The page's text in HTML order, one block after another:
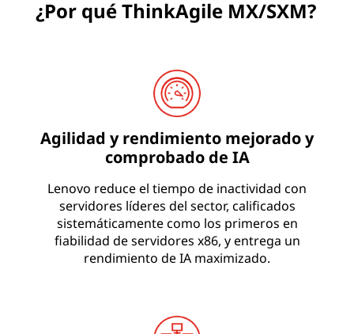
¿Por qué ThinkAgile MX/SXM?
Agilidad y rendimiento mejorado y
comprobado de IA
Lenovo reduce el tiempo de inactividad con
servidores líderes del sector, calificados
sistemáticamente como los primeros en
fiabilidad de servidores x86, y entrega un
rendimiento de IA maximizado.